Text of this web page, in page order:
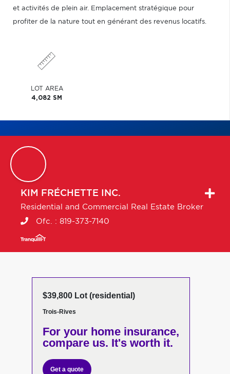
et activités de plein air. Emplacement stratégique pour
profiter de la nature tout en générant des revenus locatifs.
LOT AREA
4,082 SM
KIM FRÉCHETTE INC.
Residential and Commercial Real Estate Broker
Ofc. : 819-373-7140
$39,800 Lot (residential)
Trois-Rives
For your home insurance,
compare us. It's worth it.
Get a quote